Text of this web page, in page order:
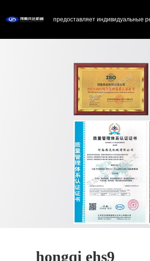
предоставляет индивидуальные
hongqi ehs9